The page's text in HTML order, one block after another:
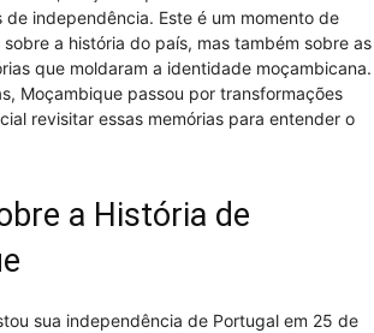
independência. Este é um momento de
a história do país, mas também sobre as
que moldaram a identidade moçambicana.
Moçambique passou por transformações
revisitar essas memórias para entender o
a História de
sua independência de Portugal em 25 de